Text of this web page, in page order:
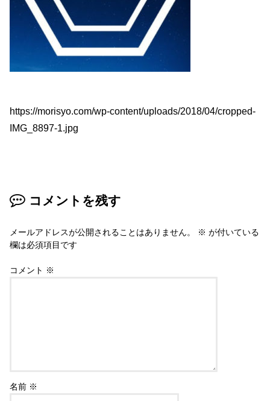
https://morisyo.com/wp-content/uploads/2018/04/cropped-
IMG_8897-1.jpg
コメントを残す
メールアドレスが公開されることはありません。 ※ が付いている
欄は必須項目です
コメント ※
名前 ※